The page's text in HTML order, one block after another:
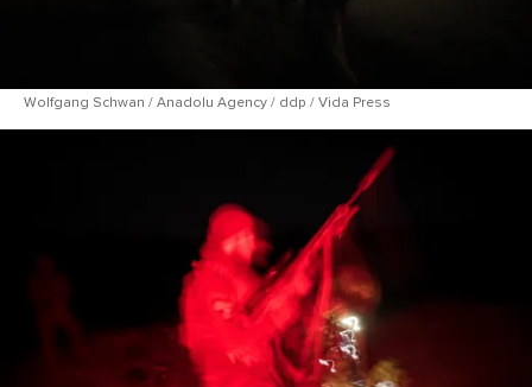
Wolfgang Schwan / Anadolu Agency / ddp / Vida Press